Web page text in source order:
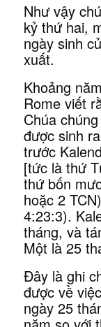
Như vậy
kỷ thứ hai,
ngày sinh
xuất.
Khoảng
Rome viết
Chúa
được sinh
trước
[tức là thứ
thứ bốn
hoặc 2
4:23:3).
tháng, và
Một là 25
Đây là ghi
được về
ngày 25